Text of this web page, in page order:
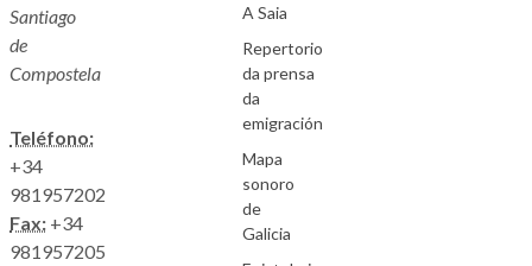
Santiago
de
Compostela
Teléfono:
+34
981957202
Fax: +34
981957205
A Saia
Repertorio
da prensa
da
emigración
Mapa
sonoro
de
Galicia